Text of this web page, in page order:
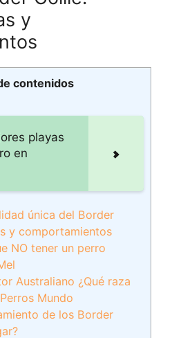
y
contenidos
playas
en
única del Border
y comportamientos
NO tener un perro
Australiano ¿Qué raza
Mundo
de los Border